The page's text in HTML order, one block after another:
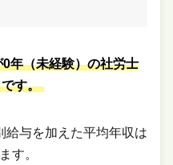
年（未経験）の社労士
す。
給与を加えた平均年収は
す。